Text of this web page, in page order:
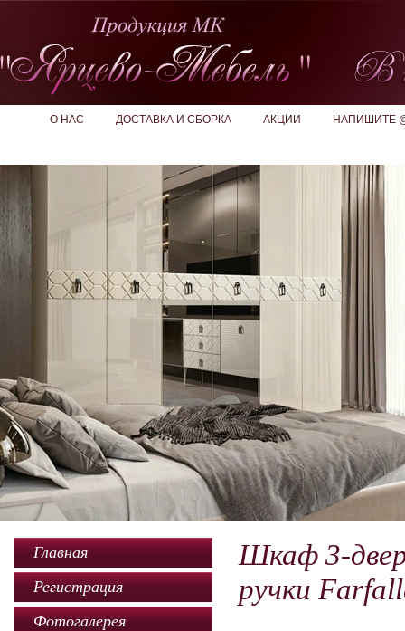
О НАС ДОСТАВКА И СБОРКА АКЦИИ НАПИШИТЕ
Главная
Регистрация
Фотогалерея
Шкаф 3-
ручки